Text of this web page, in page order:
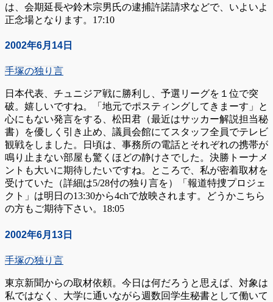
は、会期延長や鈴木宗男氏の逮捕許諾請求などで、いよいよ
正念場となります。17:10
2002年6月14日
手塚の独り言
日本代表、チュニジア戦に勝利し、予選リーグを１位で突
破。嬉しいですね。「地元でポスティングしてきまーす」と
心にもない発言をする、松田君（最近はサッカー解説担当秘
書）を優しく引き止め、議員会館にてスタッフ全員でテレビ
観戦をしました。日頃は、事務所の電話とそれぞれの携帯が
鳴り止まない部屋も驚くほどの静けさでした。決勝トーナメ
ントも大いに期待したいですね。ところで、私が密着取材を
受けていた（詳細は5/28付の独り言を）「報道特捜プロジェ
クト」は明日の13:30から4chで放映されます。どうかこちら
の方もご期待下さい。18:05
2002年6月13日
手塚の独り言
東京新聞からの取材依頼。今日は何だろうと思えば、対象は
私ではなく、大学に通いながら週数回学生秘書として働いて